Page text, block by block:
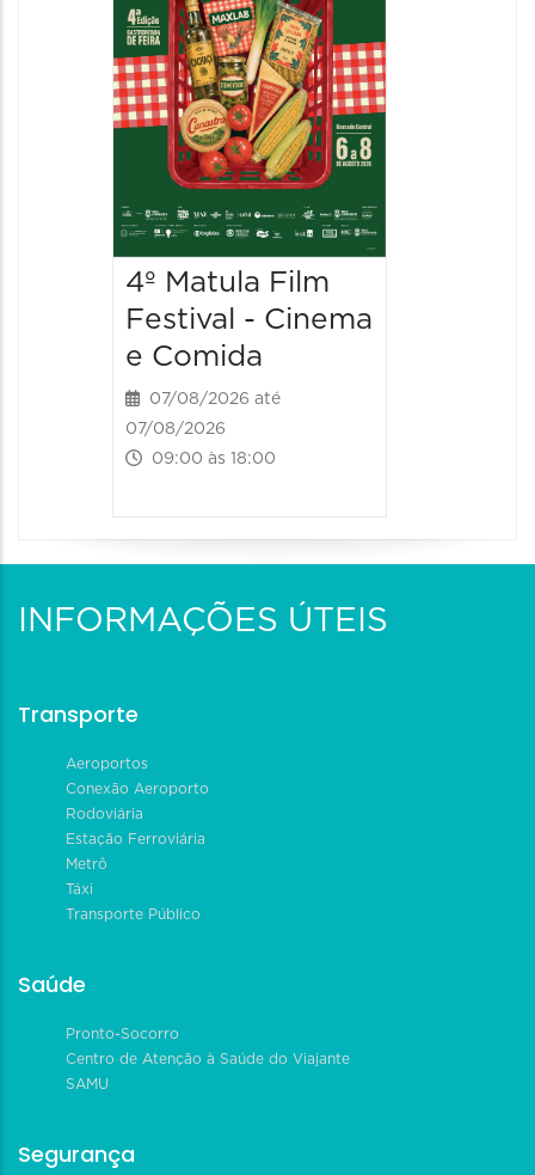
4º Matula Film
Festival - Cinema
e Comida
07/08/2026 até
07/08/2026
09:00 às 18:00
INFORMAÇÕES ÚTEIS
Transporte
Aeroportos
Conexão Aeroporto
Rodoviária
Estação Ferroviária
Metrô
Táxi
Transporte Público
Saúde
Pronto-Socorro
Centro de Atenção à Saúde do Viajante
SAMU
Segurança